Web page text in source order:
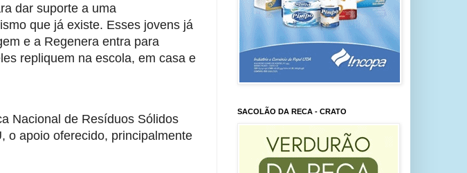
dar suporte a uma
que já existe. Esses jovens já
e a Regenera entra para
repliquem na escola, em casa e
Nacional de Resíduos Sólidos
o apoio oferecido, principalmente
SACOLÃO DA RECA - CRATO